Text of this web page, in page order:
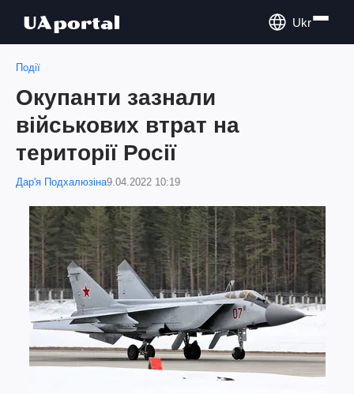
Ukr
Події
Окупанти зазнали
військових втрат на
території Росії
Дар'я Подхалюзіна9.04.2022 10:19